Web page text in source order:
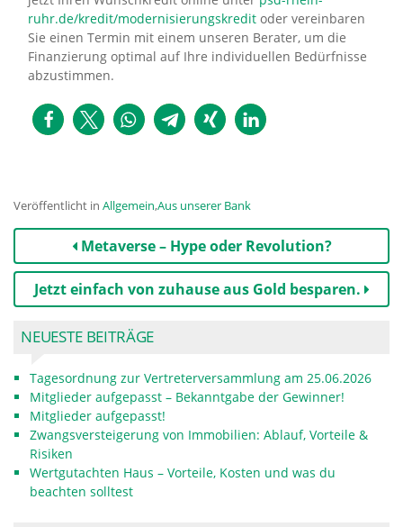
ruhr.de/kredit/modernisierungskredit oder vereinbaren
Sie einen Termin mit einem unseren Berater, um die
Finanzierung optimal auf Ihre individuellen Bedürfnisse
abzustimmen.
Veröffentlicht in Allgemein,Aus unserer Bank
Beitrags-
NavigationMetaverse – Hype oder Revolution?
Jetzt einfach von zuhause aus Gold besparen.
NEUESTE BEITRÄGE
Tagesordnung zur Vertreterversammlung am 25.06.2026
Mitglieder aufgepasst – Bekanntgabe der Gewinner!
Mitglieder aufgepasst!
Zwangsversteigerung von Immobilien: Ablauf, Vorteile &
Risiken
Wertgutachten Haus – Vorteile, Kosten und was du
beachten solltest